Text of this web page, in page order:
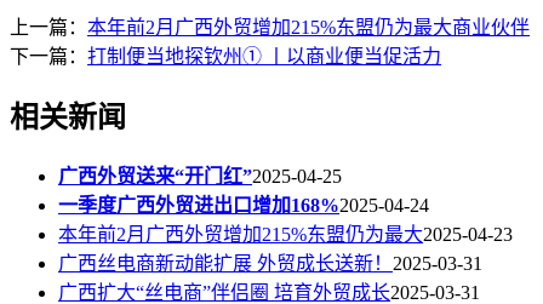
上一篇： 本年前2月广西外贸增加215%东盟仍为最大商业伙伴
下一篇： 打制便当地探钦州① 丨以商业便当促活力
相关新闻
广西外贸送来“开门红”2025-04-25
一季度广西外贸进出口增加168%2025-04-24
本年前2月广西外贸增加215%东盟仍为最大2025-04-23
广西丝电商新动能扩展 外贸成长送新！ 2025-03-31
广西扩大“丝电商”伴侣圈 培育外贸成长2025-03-31